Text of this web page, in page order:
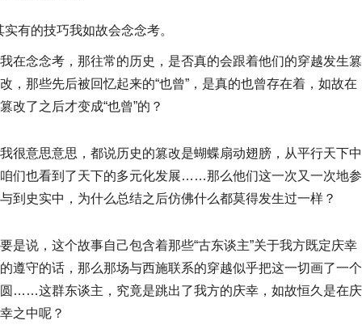
实有的技巧我如故会念念考。
我在念念考，那往常的历史，是否真的会跟着他们的穿越发生篡
改，那些先后被回忆起来的“也曾”，是真的也曾存在着，如故在
篡改了之后才变成“也曾”的？
我很意思意思，都说历史的篡改是蝴蝶扇动翅膀，从平行天下中
咱们也看到了天下的多元化发展……那么他们这一次又一次地参
与到史实中，为什么总结之后仿佛什么都莫得发生过一样？
要是说，这个故事自己包含着那些“古东谈主”关于我方既定庆幸
的遵守的话，那么那场与西施联系的穿越似乎把这一切画了一个
圆……这群东谈主，究竟是跳出了我方的庆幸，如故恒久是在庆
幸之中呢？